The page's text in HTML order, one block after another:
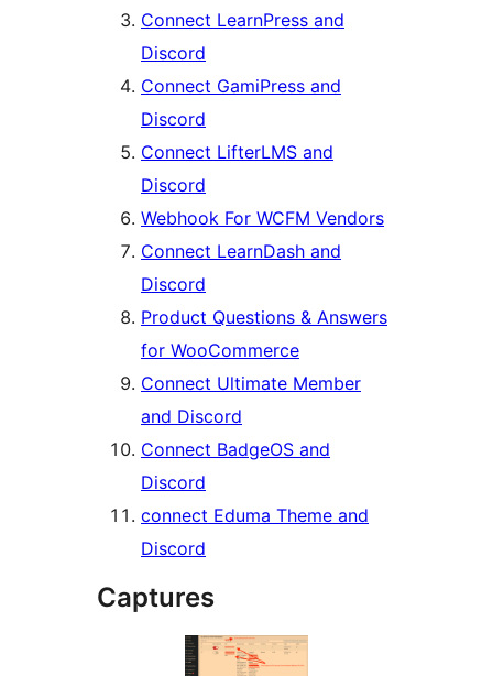
Connect LearnPress and
Discord
Connect GamiPress and
Discord
Connect LifterLMS and
Discord
Webhook For WCFM Vendors
Connect LearnDash and
Discord
Product Questions & Answers
for WooCommerce
Connect Ultimate Member
and Discord
Connect BadgeOS and
Discord
connect Eduma Theme and
Discord
Captures